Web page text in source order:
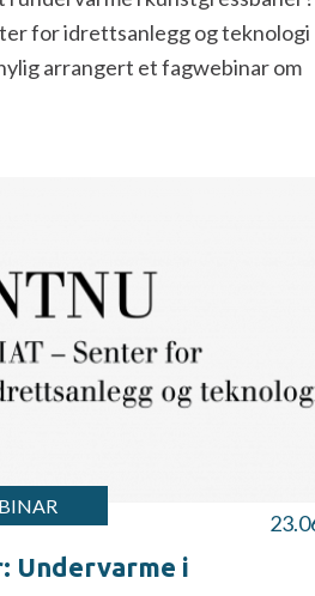
for idrettsanlegg og teknologi
arrangert et fagwebinar om
Undervarme i